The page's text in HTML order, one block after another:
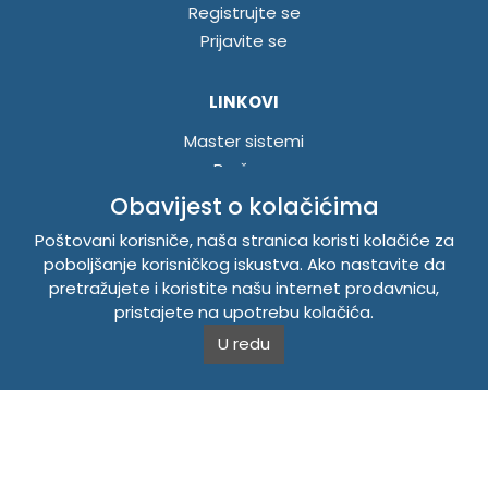
Registrujte se
Prijavite se
LINKOVI
Master sistemi
Brošure
Akcije
INFORMACIJE
Politika o kolačićima
Uslovi korištenja
Politika privatnosti
Obavijest o kolačićima
Poštovani korisniče, naša stranica koristi kolačiće za
poboljšanje korisničkog iskustva. Ako nastavite da
pretražujete i koristite našu internet prodavnicu,
pristajete na upotrebu kolačića.
U redu